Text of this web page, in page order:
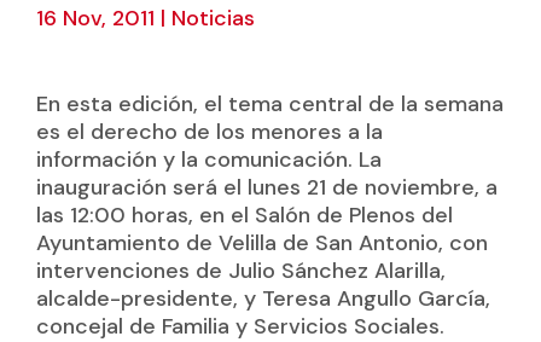
16 Nov, 2011 | Noticias
En esta edición, el tema central de la semana
es el derecho de los menores a la
información y la comunicación. La
inauguración será el lunes 21 de noviembre, a
las 12:00 horas, en el Salón de Plenos del
Ayuntamiento de Velilla de San Antonio, con
intervenciones de Julio Sánchez Alarilla,
alcalde-presidente, y Teresa Angullo García,
concejal de Familia y Servicios Sociales.